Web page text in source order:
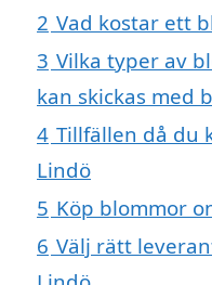
2 Vad kostar ett
3 Vilka typer av
kan skickas med
4 Tillfällen då du
Lindö
5 Köp blommor
6 Välj rätt